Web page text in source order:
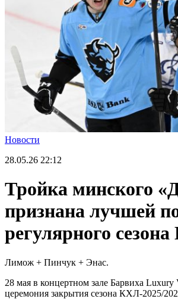
Новости
28.05.26 22:12
Тройка минского
признана лучшей
регулярного
Лимож + Пинчук + Энас.
28 мая в концертном зале Барвиха Luxury
церемония закрытия сезона КХЛ-2025/